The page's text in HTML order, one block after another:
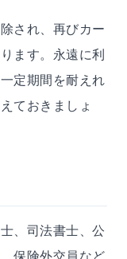
され、再びカー
ます。永遠に利
定期間を耐えれ
ておきましょ
、司法書士、公